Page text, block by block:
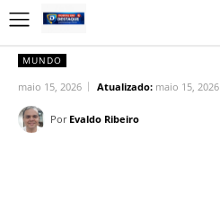
MUNDO
maio 15, 2026 Atualizado: maio 15, 2026
Por Evaldo Ribeiro